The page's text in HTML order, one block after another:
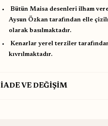
Bütün Maisa desenleri ilham
Aysun Özkan tarafından elle
olarak basılmaktadır.
Kenarlar yerel terziler
kıvrılmaktadır.
İADE VE DEĞİŞİM